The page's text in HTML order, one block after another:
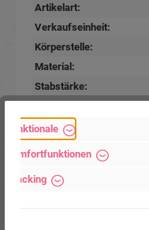
Artikelart:
Verkaufseinheit:
Körperstelle:
Material:
Stabstärke:
Farben:
Funktionale
Komfortfunktionen
Tracking